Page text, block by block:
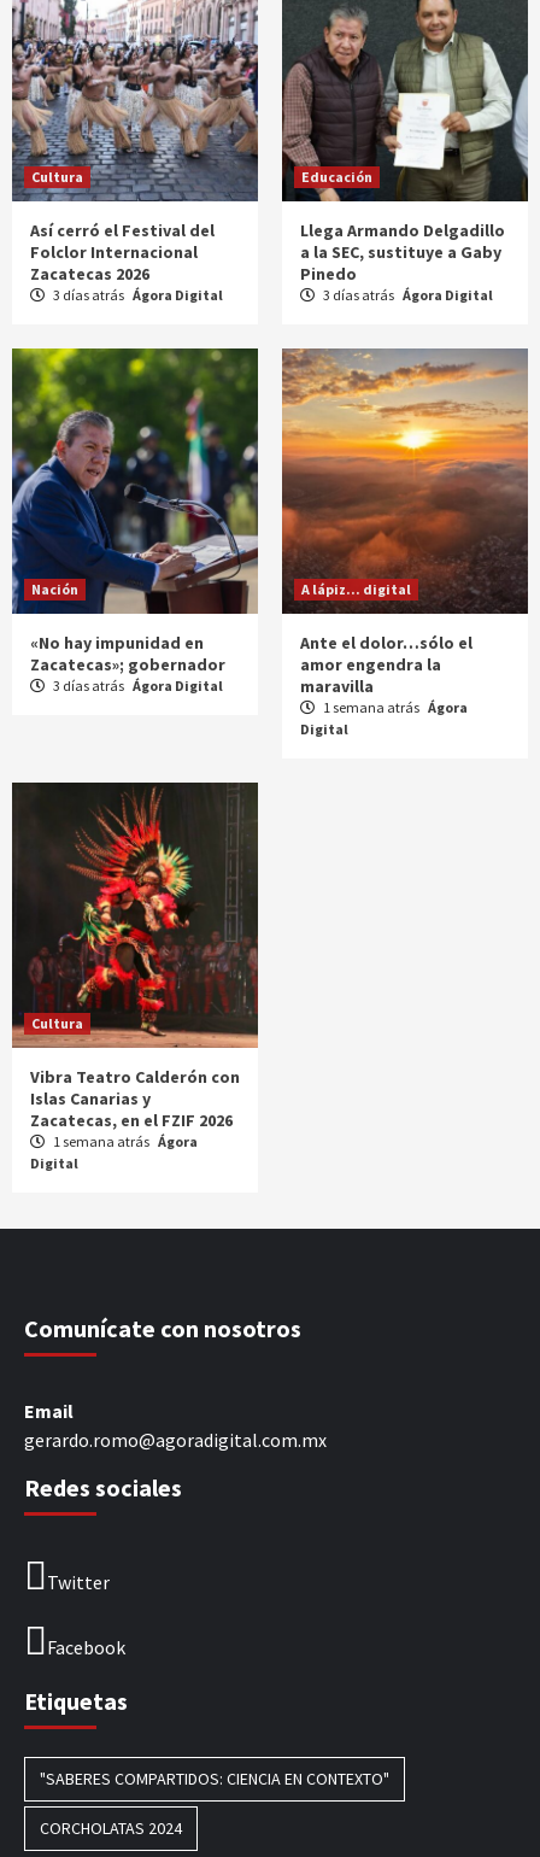
Cultura
Así cerró el Festival del
Folclor Internacional
Zacatecas 2026
3 días atrás Ágora Digital
Educación
Llega Armando Delgadillo
a la SEC, sustituye a Gaby
Pinedo
3 días atrás Ágora Digital
Nación
«No hay impunidad en
Zacatecas»; gobernador
3 días atrás Ágora Digital
A lápiz... digital
Ante el dolor…sólo el
amor engendra la
maravilla
1 semana atrás Ágora
Digital
Cultura
Vibra Teatro Calderón con
Islas Canarias y
Zacatecas, en el FZIF 2026
1 semana atrás Ágora
Digital
Comunícate con nosotros
Email
gerardo.romo@agoradigital.com.mx
Redes sociales
Twitter
Facebook
Etiquetas
"SABERES COMPARTIDOS: CIENCIA EN CONTEXTO"
CORCHOLATAS 2024